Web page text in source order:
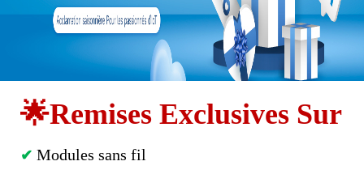
🌟Remises Exclusives Sur
✔ Modules sans fil